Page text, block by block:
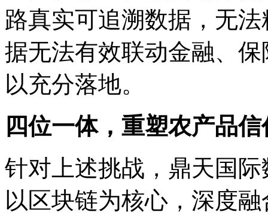
路真实可追溯数据，
据无法有效联动金融、
以充分落地。
四位一体，重塑农产品
针对上述挑战，鼎天
以区块链为核心，深度融